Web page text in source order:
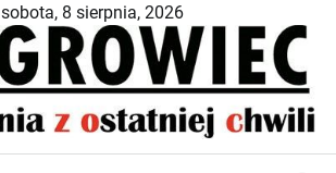
sobota, 8 sierpnia, 2026